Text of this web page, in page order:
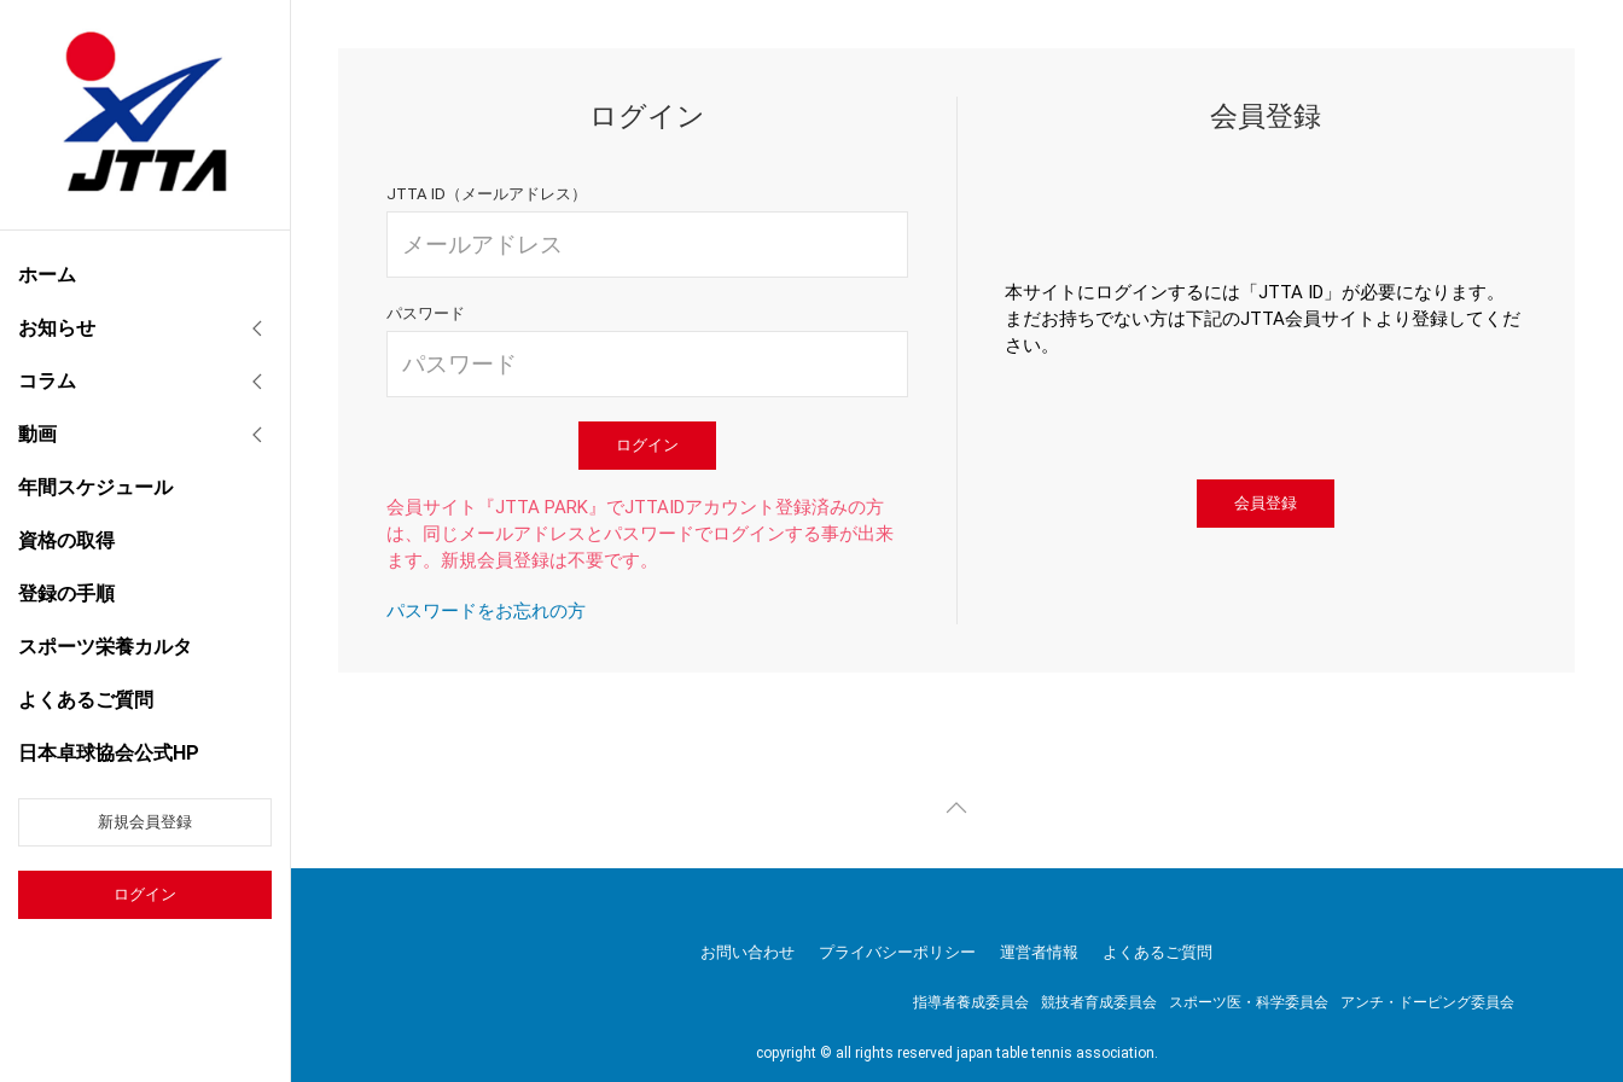
ホーム
お知らせ
コラム
動画
年間スケジュール
資格の取得
登録の手順
スポーツ栄養カルタ
よくあるご質問
日本卓球協会公式HP
新規会員登録
ログイン
ログイン
JTTA ID（メールアドレス）
パスワード
ログイン
会員サイト『JTTA PARK』でJTTAIDアカウント登録済みの方
は、同じメールアドレスとパスワードでログインする事が出来
ます。新規会員登録は不要です。
パスワードをお忘れの方
会員登録
本サイトにログインするには「JTTA ID」が必要になります。
まだお持ちでない方は下記のJTTA会員サイトより登録してくだ
さい。
会員登録
お問い合わせ プライバシーポリシー 運営者情報 よくあるご質問
指導者養成委員会 競技者育成委員会 スポーツ医・科学委員会 アンチ・ドーピング委員会
copyright © all rights reserved japan table tennis association.